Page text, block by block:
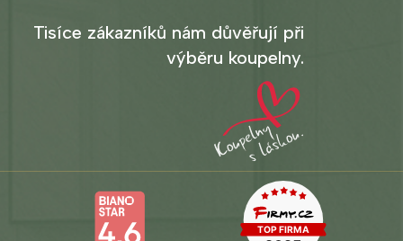
Tisíce zákazníků nám důvěřují při
výběru koupelny.